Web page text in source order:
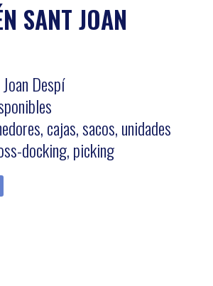
SANT JOAN
Despí
cajas, sacos, unidades
docking, picking